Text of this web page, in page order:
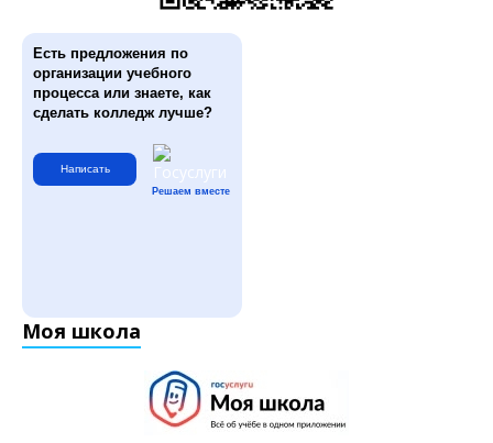
Есть предложения по
организации учебного
процесса или знаете, как
сделать колледж лучше?
Написать
Решаем вместе
Моя школа